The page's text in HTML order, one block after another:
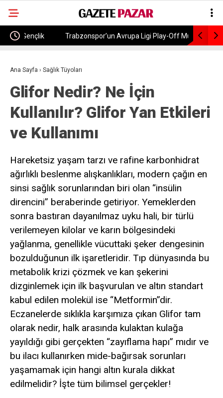
Trabzonspor’un Avrupa Ligi Play-Off Muhtemel Usta
Ana Sayfa › Sağlık Tüyoları
Glifor Nedir? Ne İçin
Kullanılır? Glifor Yan Etkileri
ve Kullanımı
Hareketsiz yaşam tarzı ve rafine karbonhidrat
ağırlıklı beslenme alışkanlıkları, modern çağın en
sinsi sağlık sorunlarından biri olan “insülin
direncini” beraberinde getiriyor. Yemeklerden
sonra bastıran dayanılmaz uyku hali, bir türlü
verilemeyen kilolar ve karın bölgesindeki
yağlanma, genellikle vücuttaki şeker dengesinin
bozulduğunun ilk işaretleridir. Tıp dünyasında bu
metabolik krizi çözmek ve kan şekerini
dizginlemek için ilk başvurulan ve altın standart
kabul edilen molekül ise “Metformin”dir.
Eczanelerde sıklıkla karşımıza çıkan Glifor tam
olarak nedir, halk arasında kulaktan kulağa
yayıldığı gibi gerçekten “zayıflama hapı” mıdır ve
bu ilacı kullanırken mide-bağırsak sorunları
yaşamamak için hangi altın kurala dikkat
edilmelidir? İşte tüm bilimsel gerçekler!